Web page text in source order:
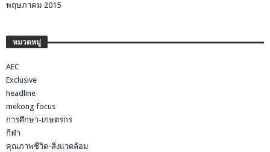
พฤษภาคม 2015
หมวดหมู่
AEC
Exclusive
headline
mekong focus
การศึกษา-เกษตรกร
กีฬา
คุณภาพชีวิต-สิ่งแวดล้อม